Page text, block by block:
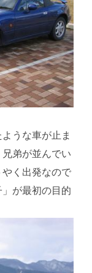
うな車が止ま
弟が並んでい
く出発なので
が最初の目的